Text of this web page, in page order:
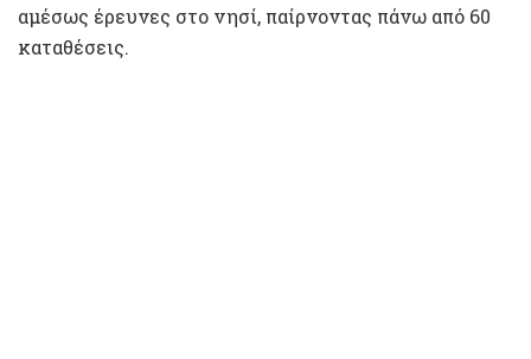
αμέσως έρευνες στο νησί, παίρνοντας πάνω από 60
καταθέσεις.